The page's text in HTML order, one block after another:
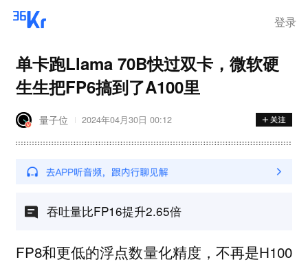
登录
单卡跑Llama 70B快过双卡，微软硬
生生把FP6搞到了A100里
量子位 2024年04月30日 00:12
吞吐量比FP16提升2.65倍
FP8和更低的浮点数量化精度，不再是H100